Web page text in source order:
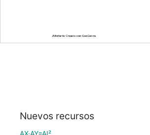
Nuevos recursos
AX·AY=AI²